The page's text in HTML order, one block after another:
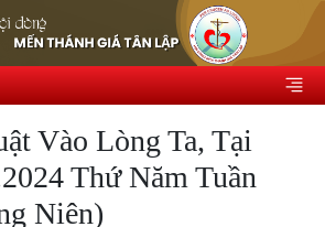
Vào Lòng Ta, Tại
Thứ Năm Tuần
Niên)